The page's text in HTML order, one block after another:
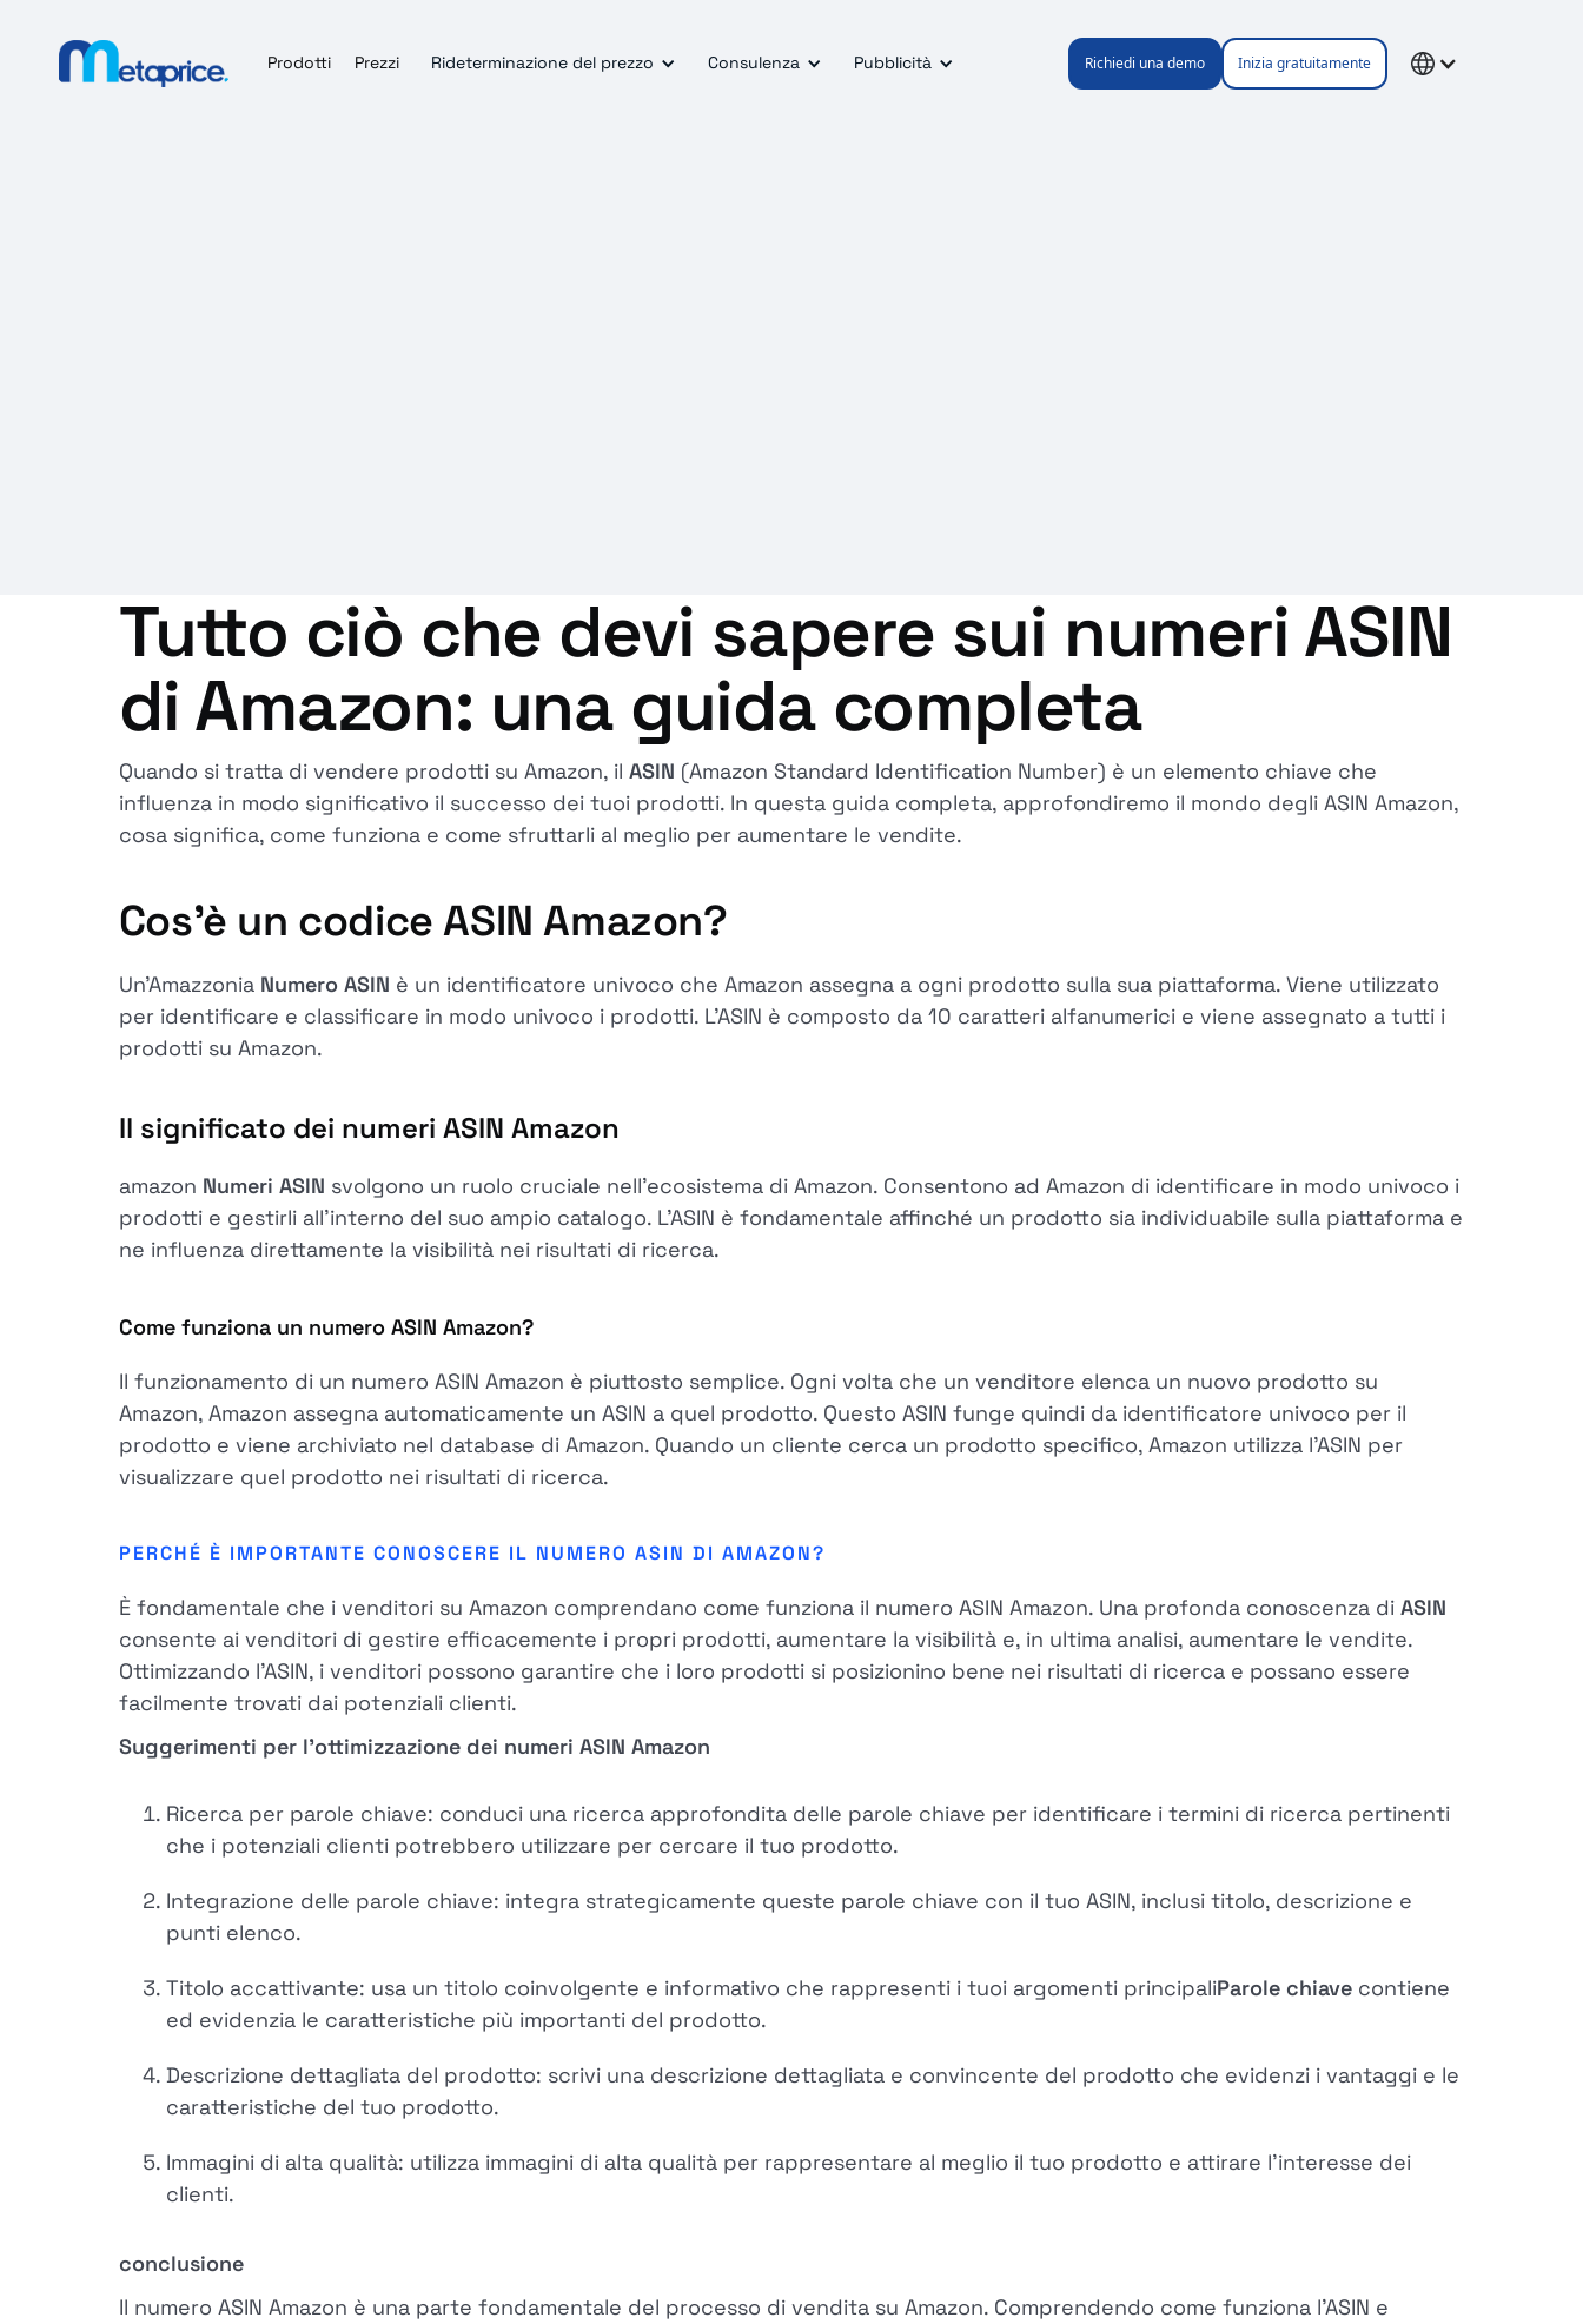
Prodotti Prezzi Rideterminazione del prezzo Consulenza Pubblicità Richiedi una demo Inizia gratuitamente
Tutto ciò che devi sapere sui numeri ASIN
di Amazon: una guida completa
Quando si tratta di vendere prodotti su Amazon, il ASIN (Amazon Standard Identification Number) è un elemento chiave che
influenza in modo significativo il successo dei tuoi prodotti. In questa guida completa, approfondiremo il mondo degli ASIN Amazon,
cosa significa, come funziona e come sfruttarli al meglio per aumentare le vendite.
Cos'è un codice ASIN Amazon?
Un'Amazzonia Numero ASIN è un identificatore univoco che Amazon assegna a ogni prodotto sulla sua piattaforma. Viene utilizzato
per identificare e classificare in modo univoco i prodotti. L'ASIN è composto da 10 caratteri alfanumerici e viene assegnato a tutti i
prodotti su Amazon.
Il significato dei numeri ASIN Amazon
amazon Numeri ASIN svolgono un ruolo cruciale nell'ecosistema di Amazon. Consentono ad Amazon di identificare in modo univoco i
prodotti e gestirli all'interno del suo ampio catalogo. L'ASIN è fondamentale affinché un prodotto sia individuabile sulla piattaforma e
ne influenza direttamente la visibilità nei risultati di ricerca.
Come funziona un numero ASIN Amazon?
Il funzionamento di un numero ASIN Amazon è piuttosto semplice. Ogni volta che un venditore elenca un nuovo prodotto su
Amazon, Amazon assegna automaticamente un ASIN a quel prodotto. Questo ASIN funge quindi da identificatore univoco per il
prodotto e viene archiviato nel database di Amazon. Quando un cliente cerca un prodotto specifico, Amazon utilizza l'ASIN per
visualizzare quel prodotto nei risultati di ricerca.
PERCHÉ È IMPORTANTE CONOSCERE IL NUMERO ASIN DI AMAZON?
È fondamentale che i venditori su Amazon comprendano come funziona il numero ASIN Amazon. Una profonda conoscenza di ASIN
consente ai venditori di gestire efficacemente i propri prodotti, aumentare la visibilità e, in ultima analisi, aumentare le vendite.
Ottimizzando l'ASIN, i venditori possono garantire che i loro prodotti si posizionino bene nei risultati di ricerca e possano essere
facilmente trovati dai potenziali clienti.
Suggerimenti per l'ottimizzazione dei numeri ASIN Amazon
Ricerca per parole chiave: conduci una ricerca approfondita delle parole chiave per identificare i termini di ricerca pertinenti
che i potenziali clienti potrebbero utilizzare per cercare il tuo prodotto.
Integrazione delle parole chiave: integra strategicamente queste parole chiave con il tuo ASIN, inclusi titolo, descrizione e
punti elenco.
Titolo accattivante: usa un titolo coinvolgente e informativo che rappresenti i tuoi argomenti principaliParole chiavecontiene
ed evidenzia le caratteristiche più importanti del prodotto.
Descrizione dettagliata del prodotto: scrivi una descrizione dettagliata e convincente del prodotto che evidenzi i vantaggi e le
caratteristiche del tuo prodotto.
Immagini di alta qualità: utilizza immagini di alta qualità per rappresentare al meglio il tuo prodotto e attirare l'interesse dei
clienti.
conclusione
Il numero ASIN Amazon è una parte fondamentale del processo di vendita su Amazon. Comprendendo come funziona l'ASIN e